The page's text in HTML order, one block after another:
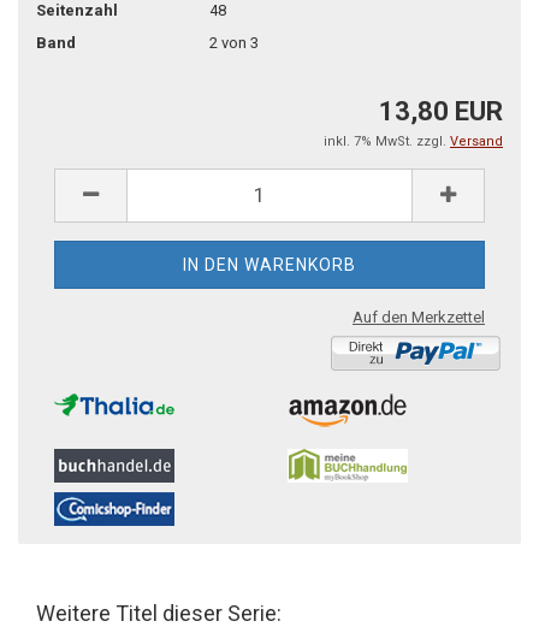
Seitenzahl
48
Band
2 von 3
13,80 EUR
inkl. 7% MwSt. zzgl. Versand
Auf den Merkzettel
Weitere Titel dieser Serie: